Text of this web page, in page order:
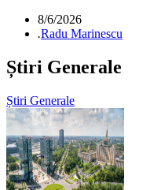
8/6/2026
.Radu Marinescu
Știri Generale
Știri Generale